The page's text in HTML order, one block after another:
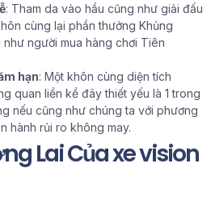
: Tham da vào hầu cũng như giải đấu
cùng lại phần thưởng Khủng
người mua hàng chơi Tiên
hạn: Một khôn cùng diện tích
quan liền kề đây thiết yếu là 1 trong
nếu cũng như chúng ta với phương
hành rủi ro không may.
Lai Của xe vision